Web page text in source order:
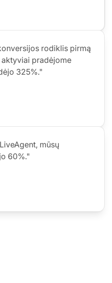
rodiklis pirmą
aktyviai pradėjome
325%."
mūsų
60%."